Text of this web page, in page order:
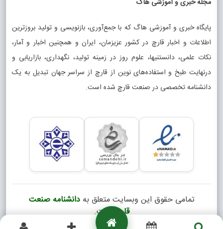
پایگاه خبری و آموزشی هاگ که با جمع‌آوری، بازنویسی و تولید بروزترین
اطلاعات و اخبار قارچ در کشور عزیزمان، ایران و همچنین اخبار و آمار،
نکات علمی، دانستنیها، علوم روز در زمینه تولید، نگهداری، بازاریابی و
درنهایت طبخ و استفاده‌های نوین از قارچ از سراسر جهان تبدیل به یک
دانشنامه تخصصی در صنعت قارچ شده است.
تمامی حقوق این وبسایت متعلق بهدانشنامه صنعت
قارچ است.